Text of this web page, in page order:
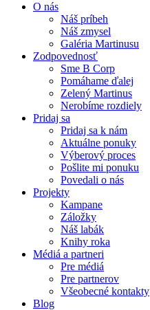
O nás
Náš príbeh
Náš zmysel
Galéria Martinusu
Zodpovednosť
Sme B Corp
Pomáhame ďalej
Zelený Martinus
Nerobíme rozdiely
Pridaj sa
Pridaj sa k nám
Aktuálne ponuky
Výberový proces
Pošlite mi ponuku
Povedali o nás
Projekty
Kampane
Záložky
Náš labák
Knihy roka
Médiá a partneri
Pre médiá
Pre partnerov
Všeobecné kontakty
Blog